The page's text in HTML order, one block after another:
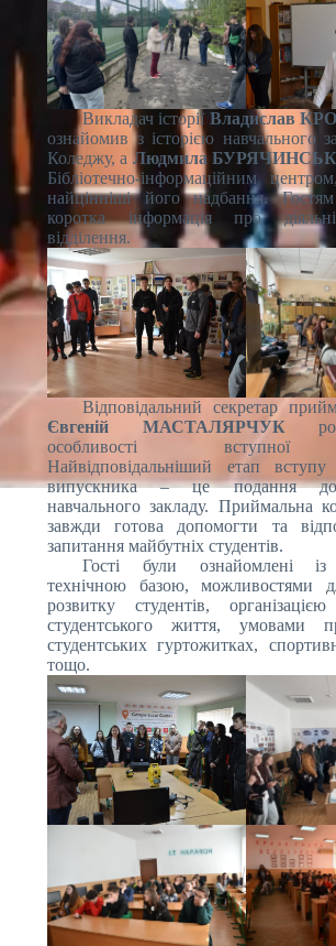
Викладач історії Владислав
ознайомив з історією навчального
Коледжу, а Людмила
Бібліотечно-інформаційним
найцінніші його надбання.
коротка інформація про
відділення.
Відповідальний секретар
Євгеній МАСТАЛЯРЧУК
особливості вступної
Найвідповідальніший етап
випускника – це подання
навчального закладу. Приймальна
завжди готова допомогти та
запитання майбутніх студентів.
Гості були ознайомлені із
технічною базою, можливостями
розвитку студентів,
студентського життя, умовами
студентських гуртожитках,
тощо.